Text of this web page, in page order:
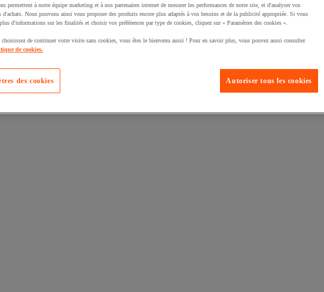
permettent à notre équipe marketing et à nos partenaires internet de mesurer les performances de notre site, et d'analyser vos
d'achats. Nous pouvons ainsi vous proposer des produits encore plus adaptés à vos besoins et de la publicité appropriée. Si vous
d'informations sur les finalités et choisir vos préférences par type de cookies, cliquez sur « Paramètres des cookies ».
de continuer votre visite sans cookies, vous êtes le bienvenu aussi ! Pour en savoir plus, vous pouvez aussi consulter
de cookies.
Autoriser tous les cookies
des cookies